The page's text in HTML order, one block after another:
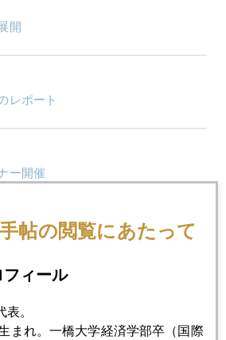
開
レポート
ー開催
、プラチナ急騰
帖の閲覧にあたって
フィール
。
まれ。一橋大学経済学部卒（国際